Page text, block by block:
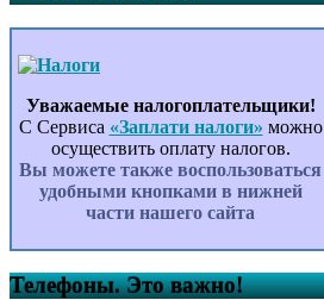
Уважаемые налогоплательщики!
С Сервиса «Заплати налоги» можно
осуществить оплату налогов.
Вы можете также воспользоваться
удобными кнопками в нижней
части нашего сайта
Телефоны. Это важно!